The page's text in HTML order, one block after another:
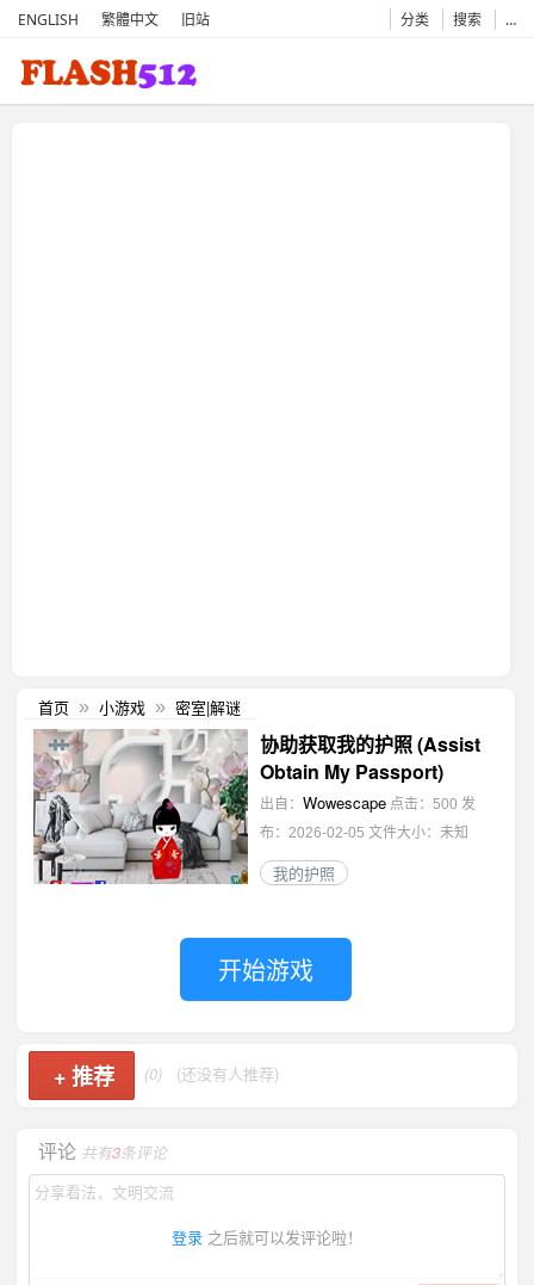
ENGLISH 繁體中文 旧站 分类 搜索 …
首页 » 小游戏 » 密室|解谜
协助获取我的护照 (Assist
Obtain My Passport)
出自： Wowescape 点击：500 发
布：2026-02-05 文件大小：未知
我的护照
开始游戏
+推荐 (0) (还没有人推荐)
评论 共有3条评论
登录 之后就可以发评论啦！